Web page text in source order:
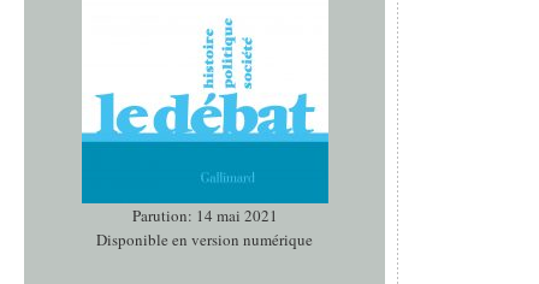
Parution: 14 mai 2021
Disponible en version numérique